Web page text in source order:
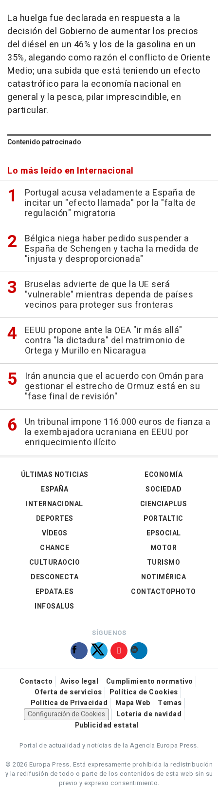
La huelga fue declarada en respuesta a la
decisión del Gobierno de aumentar los precios
del diésel en un 46% y los de la gasolina en un
35%, alegando como razón el conflicto de Oriente
Medio; una subida que está teniendo un efecto
catastrófico para la economía nacional en
general y la pesca, pilar imprescindible, en
particular.
Contenido patrocinado
Lo más leído en Internacional
Portugal acusa veladamente a España de
incitar un "efecto llamada" por la "falta de
regulación" migratoria
Bélgica niega haber pedido suspender a
España de Schengen y tacha la medida de
"injusta y desproporcionada"
Bruselas advierte de que la UE será
"vulnerable" mientras dependa de países
vecinos para proteger sus fronteras
EEUU propone ante la OEA "ir más allá"
contra "la dictadura" del matrimonio de
Ortega y Murillo en Nicaragua
Irán anuncia que el acuerdo con Omán para
gestionar el estrecho de Ormuz está en su
"fase final de revisión"
Un tribunal impone 116.000 euros de fianza a
la exembajadora ucraniana en EEUU por
enriquecimiento ilícito
ÚLTIMAS NOTICIAS
ESPAÑA
INTERNACIONAL
DEPORTES
VÍDEOS
ECONOMÍA
SOCIEDAD
CIENCIAPLUS
PORTALTIC
EPSOCIAL
CHANCE
CULTURAOCIO
DESCONECTA
EPDATA.ES
INFOSALUS
MOTOR
TURISMO
NOTIMÉRICA
CONTACTOPHOTO
SÍGUENOS
Contacto Aviso legal
Cumplimiento normativo
Oferta de servicios
Política de Cookies
Política de Privacidad
Mapa Web
Temas
Configuración de Cookies
Loteria de navidad
Publicidad estatal
Portal de actualidad y noticias de la Agencia Europa Press.
© 2026 Europa Press. Está expresamente prohibida la redistribución
y la redifusión de todo o parte de los contenidos de esta web sin su
previo y expreso consentimiento.